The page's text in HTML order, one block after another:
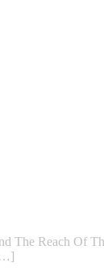
The Reach Of